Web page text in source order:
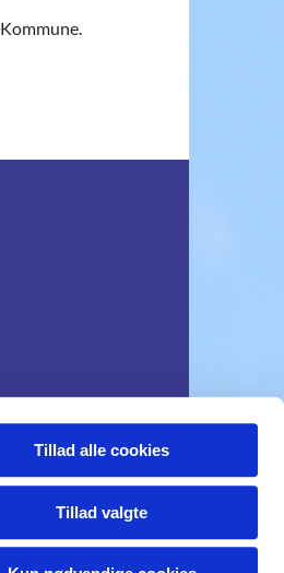
Tillad alle cookies
Tillad valgte